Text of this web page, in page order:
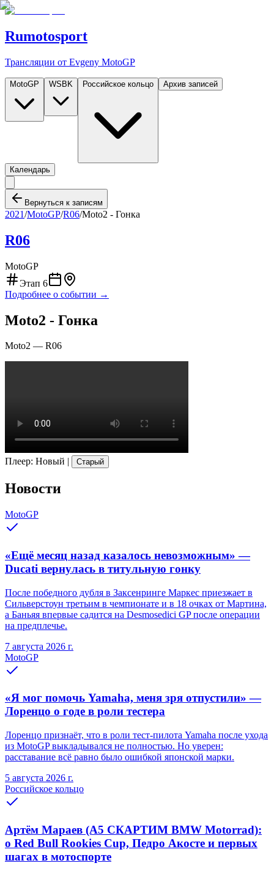
Rumotosport
Трансляции от Evgeny MotoGP
MotoGP WSBK Российское кольцо Архив записей
Календарь
Вернуться к записям
2021/MotoGP/R06/Moto2 - Гонка
R06
MotoGP
Этап 6
Подробнее о событии →
Moto2 - Гонка
Moto2 — R06
Плеер: Новый | Старый
Новости
MotoGP
«Ещё месяц назад казалось невозможным» —
Ducati вернулась в титульную гонку
После победного дубля в Заксенринге Маркес приезжает в
Сильверстоун третьим в чемпионате и в 18 очках от Мартина,
а Баньяя впервые садится на Desmosedici GP после операции
на предплечье.
7 августа 2026 г.
MotoGP
«Я мог помочь Yamaha, меня зря отпустили» —
Лоренцо о годе в роли тестера
Лоренцо признаёт, что в роли тест-пилота Yamaha после ухода
из MotoGP выкладывался не полностью. Но уверен:
расставание всё равно было ошибкой японской марки.
5 августа 2026 г.
Российское кольцо
Артём Мараев (A5 СКАРТИМ BMW Motorrad):
о Red Bull Rookies Cup, Педро Акосте и первых
шагах в мотоспорте